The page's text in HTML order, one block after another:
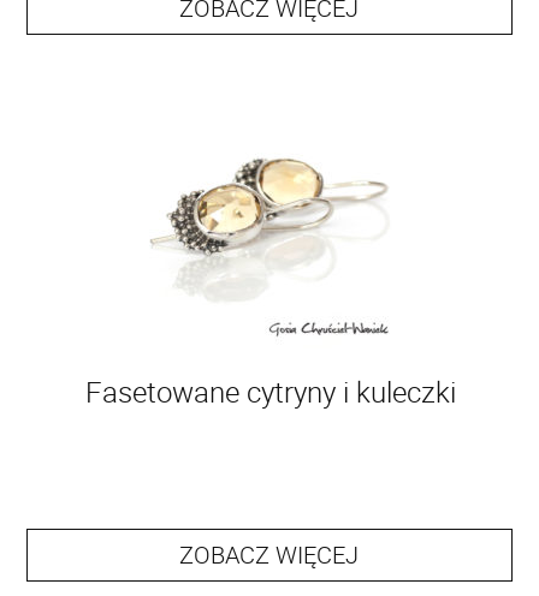
ZOBACZ WIĘCEJ
Fasetowane cytryny i kuleczki
ZOBACZ WIĘCEJ